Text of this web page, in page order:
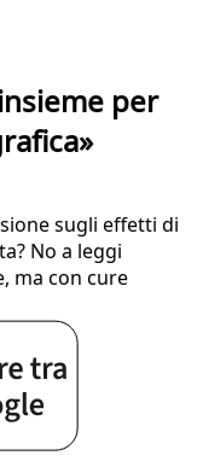
per
sugli effetti di
No a leggi
ma con cure